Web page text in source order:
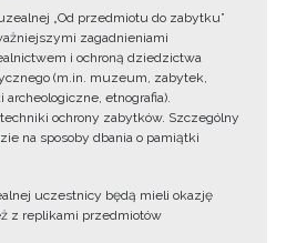
„Od przedmiotu do zabytku”
zagadnieniami
i ochroną dziedzictwa
(m.in. muzeum, zabytek,
etnografia).
ochrony zabytków. Szczególny
na sposoby dbania o pamiątki
uczestnicy będą mieli okazję
z replikami przedmiotów